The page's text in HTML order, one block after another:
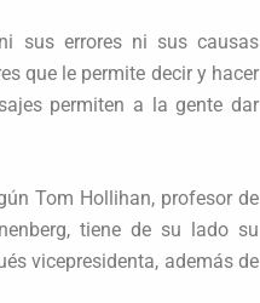
sus errores ni sus causas
que le permite decir y hacer
permiten a la gente dar
Tom Hollihan, profesor de
tiene de su lado su
vicepresidenta, además de